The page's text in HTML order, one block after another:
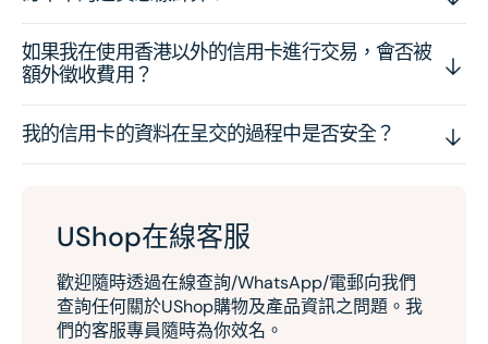
如果我在使用香港以外的信用卡進行交易，會否被
額外徵收費用？
我的信用卡的資料在呈交的過程中是否安全？
UShop在線客服
歡迎隨時透過在線查詢/WhatsApp/電郵向我們
查詢任何關於UShop購物及產品資訊之問題。我
們的客服專員隨時為你效名。